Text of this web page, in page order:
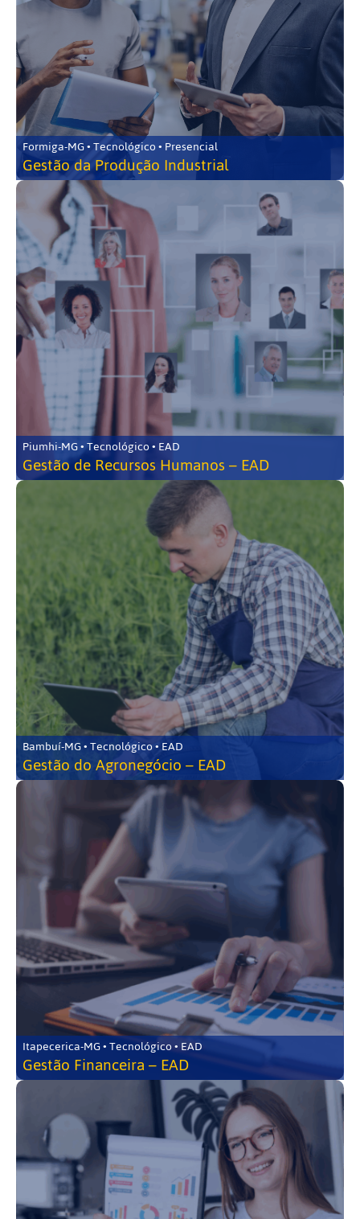
Formiga-MG • Tecnológico • Presencial
Gestão da Produção Industrial
Piumhi-MG • Tecnológico • EAD
Gestão de Recursos Humanos – EAD
Bambuí-MG • Tecnológico • EAD
Gestão do Agronegócio – EAD
Itapecerica-MG • Tecnológico • EAD
Gestão Financeira – EAD